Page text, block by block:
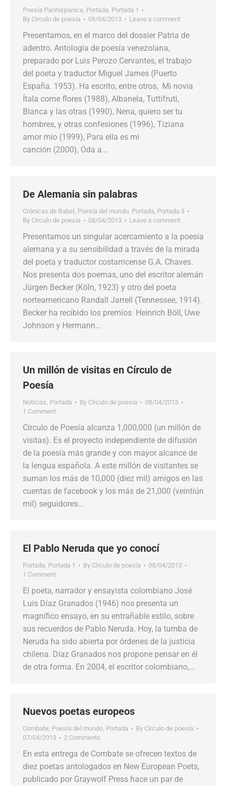
Poesía Panhispánica, Portada, Portada 1
By Círculo de poesía 09/04/2013 Leave a comment
Presentamos, en el marco del dossier Patria de
adentro. Antología de poesía venezolana,
preparado por Luis Perozo Cervantes, el trabajo
del poeta y traductor Miguel James (Puerto
España. 1953). Ha escrito, entre otros, Mi novia
Ítala come flores (1988), Albanela, Tuttifruti,
Blanca y las otras (1990), Nena, quiero ser tu
hombres, y otras confesiones (1996), Tiziana
amor mio (1999), Para ella es mi
canción (2000), Oda a…
De Alemania sin palabras
Crónicas de Babel , Poesía del mundo, Portada, Portada 3
By Círculo de poesía 08/04/2013 Leave a comment
Presentamos un singular acercamiento a la poesía
alemana y a su sensibilidad a través de la mirada
del poeta y traductor costarricense G.A. Chaves.
Nos presenta dos poemas, uno del escritor alemán
Jürgen Becker (Köln, 1923) y otro del poeta
norteamericano Randall Jarrell (Tennessee, 1914).
Becker ha recibido los premios Heinrich Böll, Uwe
Johnson y Hermann…
Un millón de visitas en Círculo de
Poesía
Noticias, Portada By Círculo de poesía
08/04/2013
1 Comment
Círculo de Poesía alcanza 1,000,000 (un millón de
visitas). Es el proyecto independiente de difusión
de la poesía más grande y con mayor alcance de
la lengua española. A este millón de visitantes se
suman los más de 10,000 (diez mil) amigos en las
cuentas de facebook y los más de 21,000 (veintiún
mil) seguidores…
El Pablo Neruda que yo conocí
Portada, Portada 1 By Círculo de poesía
08/04/2013
1 Comment
El poeta, narrador y ensayista colombiano José
Luis Díaz Granados (1946) nos presenta un
magnífico ensayo, en su entrañable estilo, sobre
sus recuerdos de Pablo Neruda. Hoy, la tumba de
Neruda ha sido abierta por órdenes de la justicia
chilena. Díaz Granados nos propone pensar en él
de otra forma. En 2004, el escritor colombiano,…
Nuevos poetas europeos
Combate, Poesía del mundo, Portada By Círculo de poesía
07/04/2013
2 Comments
En esta entrega de Combate se ofrecen textos de
diez poetas antologados en New European Poets,
publicado por Graywolf Press hace un par de